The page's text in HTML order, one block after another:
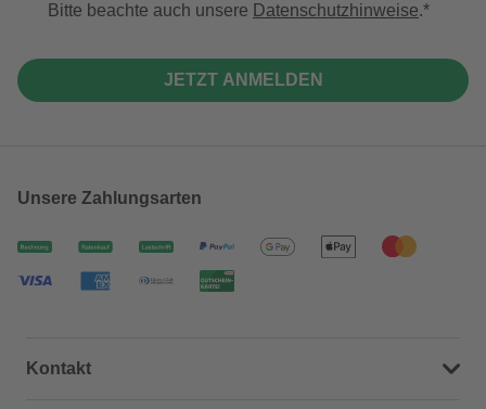
Bitte beachte auch unsere Datenschutzhinweise.
JETZT ANMELDEN
Unsere Zahlungsarten
Kontakt